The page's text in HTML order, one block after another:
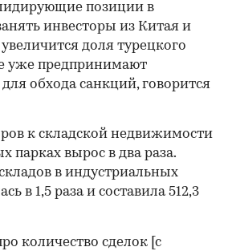
позиции в
инвесторы из Китая и
доля турецкого
уже предпринимают
обхода санкций, говорится
к складской недвижимости
парках вырос в два раза.
в индустриальных
в 1,5 раза и составила 512,3
количество сделок [с